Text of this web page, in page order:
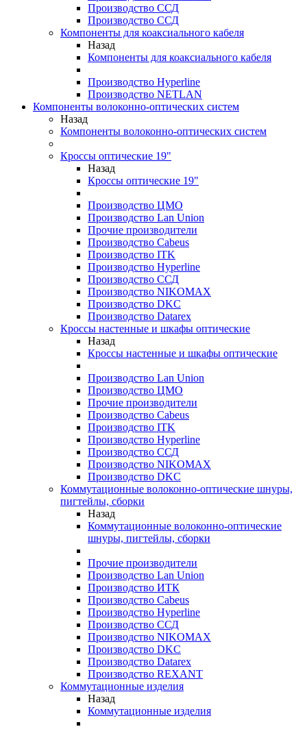
Производство ССД
Производство ССД
Компоненты для коаксиального кабеля
Назад
Компоненты для коаксиального кабеля
Производство Hyperline
Производство NETLAN
Компоненты волоконно-оптических систем
Назад
Компоненты волоконно-оптических систем
Кроссы оптические 19"
Назад
Кроссы оптические 19"
Производство ЦМО
Производство Lan Union
Прочие производители
Производство Cabeus
Производство ITK
Производство Hyperline
Производство ССД
Производство NIKOMAX
Производство DKC
Производство Datarex
Кроссы настенные и шкафы оптические
Назад
Кроссы настенные и шкафы оптические
Производство Lan Union
Производство ЦМО
Прочие производители
Производство Cabeus
Производство ITK
Производство Hyperline
Производство ССД
Производство NIKOMAX
Производство DKC
Коммутационные волоконно-оптические шнуры,
пигтейлы, сборки
Назад
Коммутационные волоконно-оптические
шнуры, пигтейлы, сборки
Прочие производители
Производство Lan Union
Производство ИТК
Производство Cabeus
Производство Hyperline
Производство ССД
Производство NIKOMAX
Производство DKC
Производство Datarex
Производство REXANT
Коммутационные изделия
Назад
Коммутационные изделия